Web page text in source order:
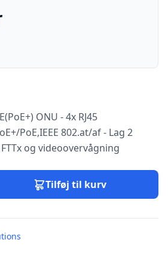
ONU - 4x RJ45
PoE,IEEE 802.at/af - Lag 2
og videoovervågning
Tilføj til kurv